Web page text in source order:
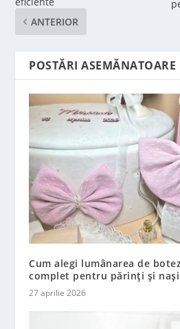
ANTERIOR
POSTĂRI ASEMĂNATOARE
Cum alegi lumânarea de
complet pentru părinți și nași
27 aprilie 2026